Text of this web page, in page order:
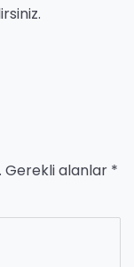
Gerekli alanlar *